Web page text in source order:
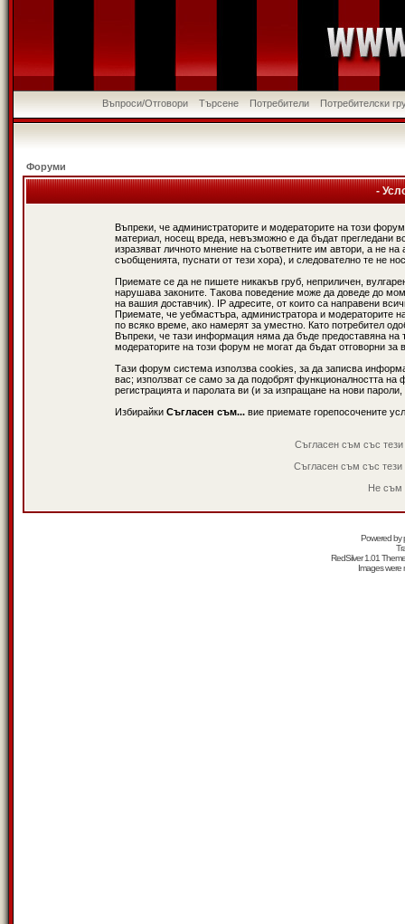
Въпроси/Отговори Търсене Потребители Потребителски
Форуми
-
Въпреки, че администраторите и модераторите на този
материал, носещ вреда, невъзможно е да бъдат прегледани
изразяват личното мнение на съответните им автори, а не
съобщенията, пуснати от тези хора), и следователно те не
Приемате се да не пишете никакъв груб, неприличен,
нарушава законите. Такова поведение може да доведе до
на вашия доставчик). IP адресите, от които са направени
Приемате, че уебмастъра, администратора и модераторите
по всяко време, ако намерят за уместно. Като потребител
Въпреки, че тази информация няма да бъде предоставяна
модераторите на този форум не могат да бъдат отговорни за
Тази форум система използва cookies, за да записва
вас; използват се само за да подобрят функционалността
регистрацията и паролата ви (и за изпращане на нови
Избирайки Съгласен съм... вие приемате горепосочените
Съгласен съм със
Съгласен съм със
Не съм
Powered by
RedSilver 1.01
Images were